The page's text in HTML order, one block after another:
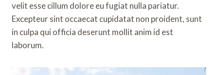
velit esse cillum dolore eu fugiat nulla pariatur.
Excepteur sint occaecat cupidatat non proident, sunt
in culpa qui officia deserunt mollit anim id est
laborum.